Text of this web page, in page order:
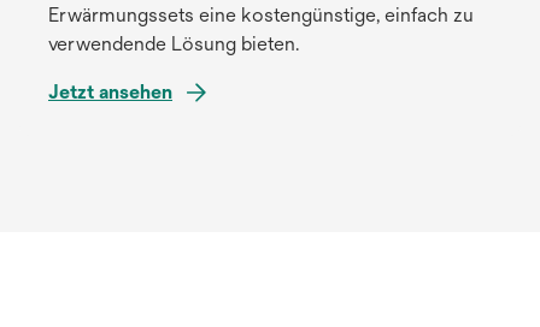
Erwärmungssets eine kostengünstige, einfach zu
verwendende Lösung bieten.
Jetzt ansehen